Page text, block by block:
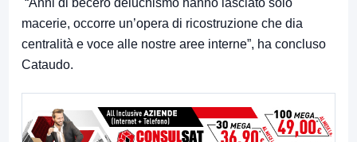
“Anni di becero deluchismo hanno lasciato solo
macerie, occorre un’opera di ricostruzione che dia
centralità e voce alle nostre aree interne”, ha concluso
Cataudo.